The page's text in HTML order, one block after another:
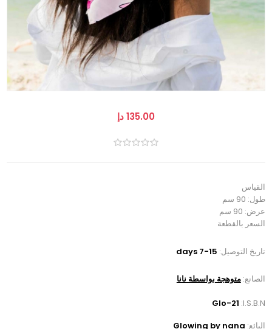
135.00 دإ
القياس
طول: 90 سم
عرض: 90 سم
السعر بالقطعة
تاريخ التوصيل: 7-15 days
الصانع: متوهجة بواسطة نانا
I.S.B.N:
Glo-21
البائع: Glowing by nana